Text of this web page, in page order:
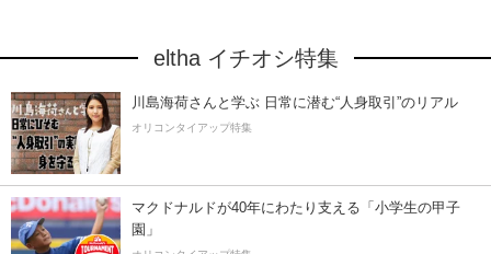
eltha イチオシ特集
川島海荷さんと学ぶ 日常に潜む“人身取引”のリアル
オリコンタイアップ特集
マクドナルドが40年にわたり支える「小学生の甲子
園」